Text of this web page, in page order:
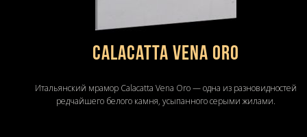
Сalacatta Vena Oro
Итальянский мрамор Сalacatta Vena Oro — одна из разновидностей
редчайшего белого камня, усыпанного серыми жилами.